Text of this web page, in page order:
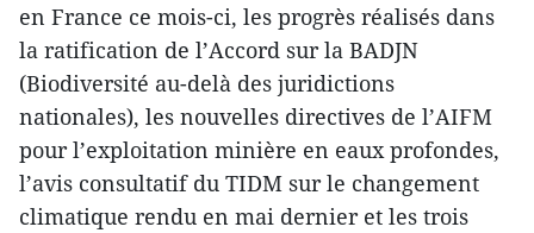
en France ce mois-ci, les progrès réalisés dans
la ratification de l’Accord sur la BADJN
(Biodiversité au-delà des juridictions
nationales), les nouvelles directives de l’AIFM
pour l’exploitation minière en eaux profondes,
l’avis consultatif du TIDM sur le changement
climatique rendu en mai dernier et les trois